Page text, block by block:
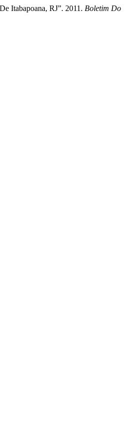
Itabapoana, RJ”. 2011. Boletim Do